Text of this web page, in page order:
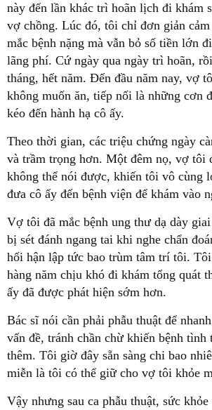
này đến lần khác trì hoãn lịch đi khám
vợ chồng. Lúc đó, tôi chỉ đơn giản
mắc bệnh nặng mà vẫn bỏ số tiền lớn
lãng phí. Cứ ngày qua ngày trì hoãn,
tháng, hết năm. Đến đầu năm nay, vợ
không muốn ăn, tiếp nối là những cơn
kéo đến hành hạ cô ấy.
Theo thời gian, các triệu chứng ngày
và trầm trọng hơn. Một đêm nọ, vợ tôi
không thể nói được, khiến tôi vô cùng
đưa cô ấy đến bệnh viện để khám vào
Vợ tôi đã mắc bệnh ung thư dạ dày
bị sét đánh ngang tai khi nghe chẩn
hối hận lập tức bao trùm tâm trí tôi.
hàng năm chịu khó đi khám tổng quát
ấy đã được phát hiện sớm hơn.
Bác sĩ nói cần phải phẫu thuật để
vấn đề, tránh chần chừ khiến bệnh tình
thêm. Tôi giờ đây sẵn sàng chi bao
miễn là tôi có thể giữ cho vợ tôi khỏe
Vậy nhưng sau ca phẫu thuật, sức